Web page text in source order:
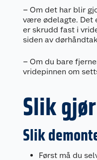
– Om det har blir
være ødelagte. Det
er skrudd fast i
siden av
– Om du bare
vridepinnen om
Slik
Slik
Først må du